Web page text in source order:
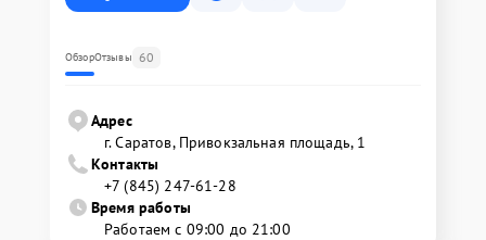
ОбзорОтзывы 60
Адрес
г. Саратов, Привокзальная площадь, 1
Контакты
+7 (845) 247-61-28
Время работы
Работаем с 09:00 до 21:00